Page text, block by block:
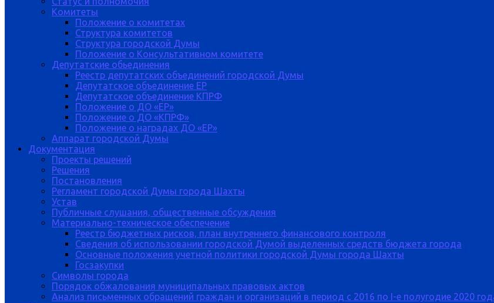
Комитеты
Положение о комитетах
Структура комитетов
Структура городской Думы
Положение о Консультативном комитете
Депутатские обьединения
Реестр депутатских объединений городской Думы
Депутатское объединение ЕР
Депутатское объединение КПРФ
Положение о ДО «ЕР»
Положение о ДО «КПРФ»
Положение о наградах ДО «ЕР»
Аппарат городской Думы
Документация
Проекты решений
Решения
Постановления
Регламент городской Думы города Шахты
Устав
Публичные слушания, общественные обсуждения
Материально-техническое обеспечение
Реестр бюджетных рисков, план внутреннего финансового контроля
Сведения об использовании городской Думой выделенных средств бюджета города
Основные положения учетной политики городской Думы города Шахты
Госзакупки
Символы города
Порядок обжалования муниципальных правовых актов
Анализ письменных обращений граждан и организаций в период с 2016 по I-е полугодие 2020